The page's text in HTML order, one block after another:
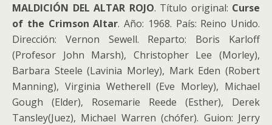
MALDICIÓN DEL ALTAR ROJO. Título original: Curse
of the Crimson Altar. Año: 1968. País: Reino Unido.
Dirección: Vernon Sewell. Reparto: Boris Karloff
(Profesor John Marsh), Christopher Lee (Morley),
Barbara Steele (Lavinia Morley), Mark Eden (Robert
Manning), Virginia Wetherell (Eve Morley), Michael
Gough (Elder), Rosemarie Reede (Esther), Derek
Tansley(Juez), Michael Warren (chófer). Guion: Jerry